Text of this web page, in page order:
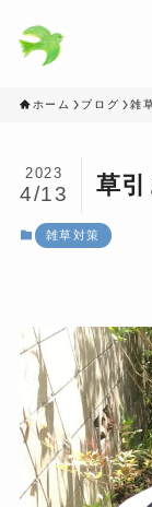
ホーム ブログ 雑
草引
2023
4/13
雑草対策